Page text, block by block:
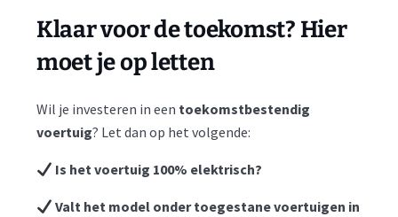
Klaar voor de toekomst? Hier
moet je op letten
Wil je investeren in een toekomstbestendig
voertuig? Let dan op het volgende:
Is het voertuig 100% elektrisch?
Valt het model onder toegestane voertuigen in